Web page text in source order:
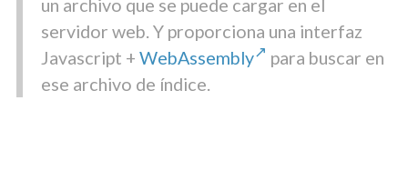
servidor web. Y proporciona una interfaz
Javascript + WebAssembly
para buscar en
ese archivo de índice.